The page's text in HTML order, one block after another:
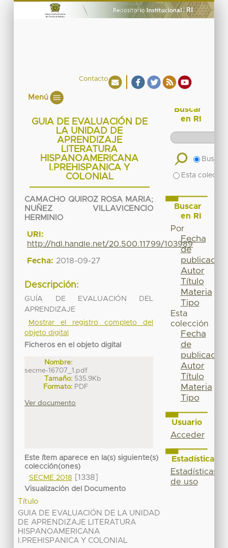
Contacto
Menú
GUIA DE EVALUACIÓN DE
LA UNIDAD DE
APRENDIZAJE
LITERATURA
HISPANOAMERICANA
I.PREHISPANICA Y
COLONIAL
CAMACHO QUIROZ ROSA MARIA;
NUÑEZ VILLAVICENCIO
HERMINIO
URI:
http://hdl.handle.net/20.500.11799/103989
Fecha: 2018-09-27
Descripción:
GUÍA DE EVALUACIÓN DEL
APRENDIZAJE
Mostrar el registro completo del
objeto digital
Ficheros en el objeto digital
Nombre:
secme-16707_1.pdf
Tamaño: 535.9Kb
Formato: PDF
Ver documento
Este ítem aparece en la(s) siguiente(s)
colección(ones)
SECME 2018
[1338]
Visualización del Documento
Título
GUIA DE EVALUACIÓN DE LA UNIDAD
DE APRENDIZAJE LITERATURA
HISPANOAMERICANA
I.PREHISPANICA Y COLONIAL
Buscar
en RI
Buscar
Esta
Buscar
en RI
Por
Fecha
de
publicación
Autor
Título
Materia
Tipo
Esta
colección
Fecha
de
publicación
Autor
Título
Materia
Tipo
Usuario
Acceder
Estadísticas
Estadísticas
de uso